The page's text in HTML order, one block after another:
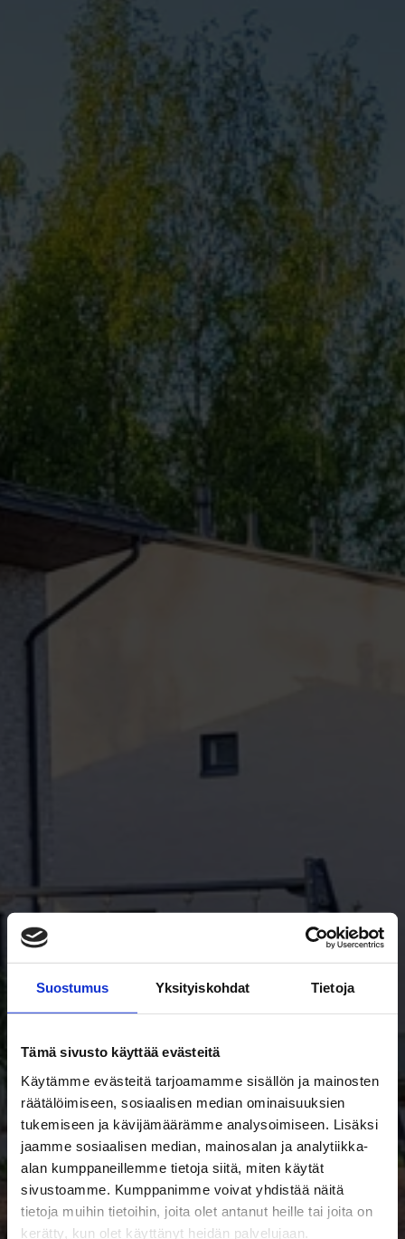
Suostumus Yksityiskohdat Tietoja
Tämä sivusto käyttää evästeitä
Käytämme evästeitä tarjoamamme sisällön ja mainosten
räätälöimiseen, sosiaalisen median ominaisuuksien
tukemiseen ja kävijämäärämme analysoimiseen. Lisäksi
jaamme sosiaalisen median, mainosalan ja analytiikka-
alan kumppaneillemme tietoja siitä, miten käytät
sivustoamme. Kumppanimme voivat yhdistää näitä
tietoja muihin tietoihin, joita olet antanut heille tai joita on
kerätty, kun olet käyttänyt heidän palvelujaan.
Espoon Asunnot Oy
Seiliniitty 4
Seiliniitty 4, 02180 Espoo